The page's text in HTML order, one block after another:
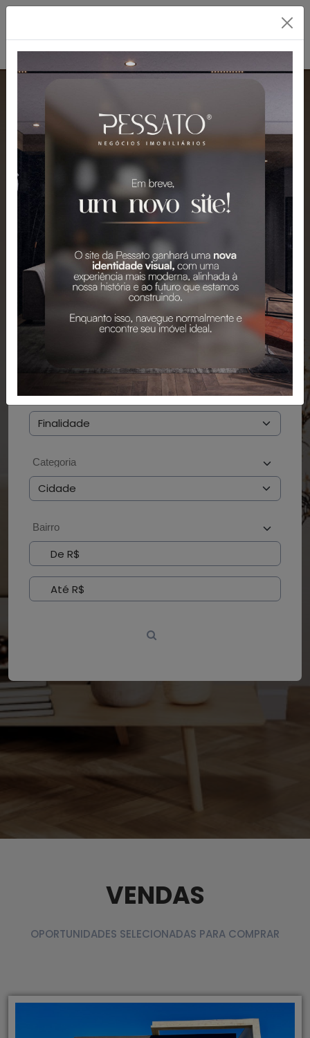
PESSATO: A MELHOR
IMOBILIÁRIA EM
GRAVATAÍ
Mais de 2.300 Imóveis para Venda e
Aluguel em Gravataí e Região.
PESQUISAR BUSCAR POR CÓDIGO
VENDAS
OPORTUNIDADES SELECIONADAS PARA COMPRAR